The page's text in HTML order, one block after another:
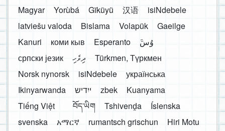
Magyar
Yorùbá Gĩkũyũ 汉语
isiNdebele
latviešu valoda
Bislama Volapük
Gaeilge
Kanuri
коми кыв Esperanto
َوُسَ
српски језик
ދިވެހި
Türkmen, Түркмен
Norsk nynorsk
isiNdebele
українська
Ikinyarwanda
ייִדיש zbek
Kuanyama
Tiếng Việt
བོད་ཡིག Tshivenḓa
Íslenska
svenska
አማርኛ rumantsch grischun
Hiri Motu